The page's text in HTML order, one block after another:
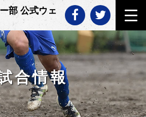
部 公式ウェ
合情報